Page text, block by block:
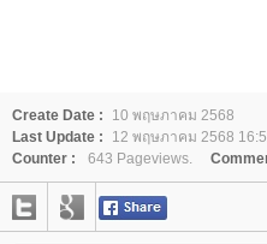
Create Date :
10 พฤษภาคม 2568
Last Update :
12 พฤษภาคม 2568
Counter :
643 Pageviews.